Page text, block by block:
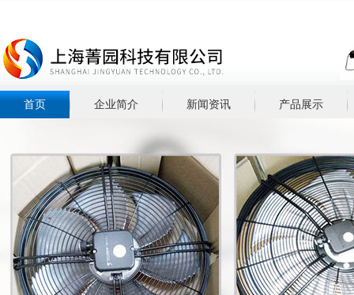
首页 企业简介 新闻资讯 产品展示